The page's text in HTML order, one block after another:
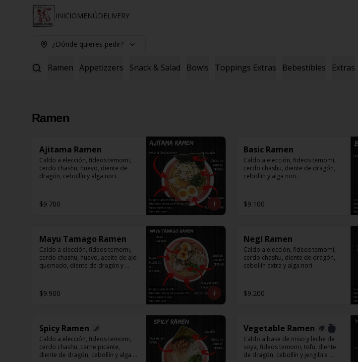
INICIOMENÚDELIVERY
¿Dónde quieres pedir?
Ramen Appetizzers Snack & Salad Bowls Toppings Extras Bebestibles Extras
Ramen
Ajitama Ramen
Caldo a elección, fideos temomi,
cerdo chashu, huevo, diente de
dragón, cebollín y alga nori.
$9.700
Basic Ramen
Caldo a elección, fideos temomi,
cerdo chashu, diente de dragón,
cebollín y alga nori.
$9.100
Mayu Tamago Ramen
Caldo a elección, fideos temomi,
cerdo chashu, huevo, aceite de ajo
quemado, diente de dragón y
$9.900
Negi Ramen
Caldo a elección, fideos temomi,
cerdo chashu, diente de dragón,
cebollín extra y alga nori.
$9.200
Spicy Ramen
Caldo a elección, fideos temomi,
cerdo chashu, carne picante,
diente de dragón, cebollín y alga
Vegetable Ramen
Caldo a base de miso y leche de
soya, fideos temomi, tofu, diente
de dragón, cebollín y jengibre